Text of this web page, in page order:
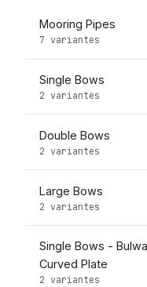
Mooring Pipes
7 variantes
Single Bows
2 variantes
Double Bows
2 variantes
Large Bows
2 variantes
Single Bows -
Curved Plate
2 variantes